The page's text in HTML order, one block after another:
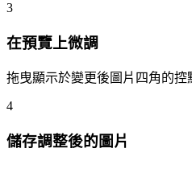
3
在預覽上微調
拖曳顯示於變更後圖片四角的控
4
儲存調整後的圖片